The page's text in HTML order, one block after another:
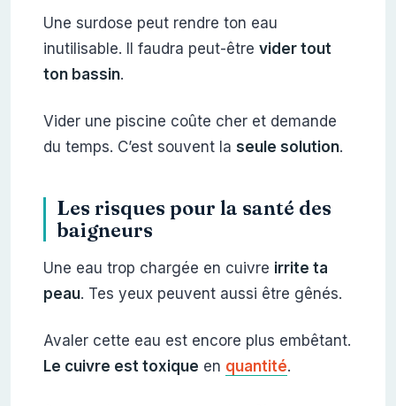
Une surdose peut rendre ton eau
inutilisable. Il faudra peut-être vider tout
ton bassin.
Vider une piscine coûte cher et demande
du temps. C’est souvent la seule solution.
Les risques pour la santé des
baigneurs
Une eau trop chargée en cuivre irrite ta
peau. Tes yeux peuvent aussi être gênés.
Avaler cette eau est encore plus embêtant.
Le cuivre est toxique en quantité.